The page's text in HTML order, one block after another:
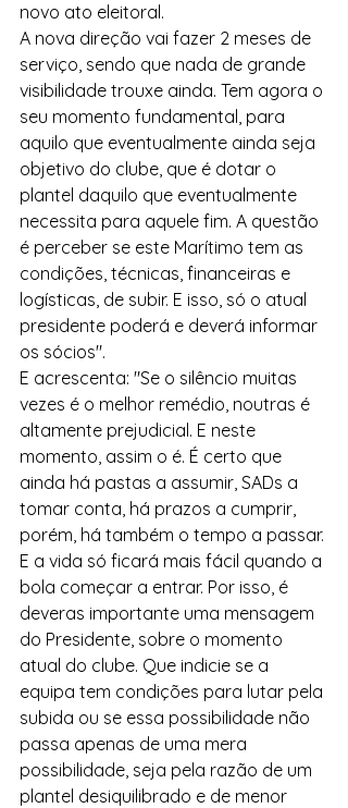
novo ato eleitoral.
A nova direção vai fazer 2 meses de
serviço, sendo que nada de grande
visibilidade trouxe ainda. Tem agora o
seu momento fundamental, para
aquilo que eventualmente ainda seja
objetivo do clube, que é dotar o
plantel daquilo que eventualmente
necessita para aquele fim. A questão
é perceber se este Marítimo tem as
condições, técnicas, financeiras e
logísticas, de subir. E isso, só o atual
presidente poderá e deverá informar
os sócios".
E acrescenta: "Se o silêncio muitas
vezes é o melhor remédio, noutras é
altamente prejudicial. E neste
momento, assim o é. É certo que
ainda há pastas a assumir, SADs a
tomar conta, há prazos a cumprir,
porém, há também o tempo a passar.
E a vida só ficará mais fácil quando a
bola começar a entrar. Por isso, é
deveras importante uma mensagem
do Presidente, sobre o momento
atual do clube. Que indicie se a
equipa tem condições para lutar pela
subida ou se essa possibilidade não
passa apenas de uma mera
possibilidade, seja pela razão de um
plantel desiquilibrado e de menor